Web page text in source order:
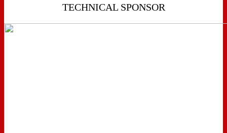
TECHNICAL SPONSOR